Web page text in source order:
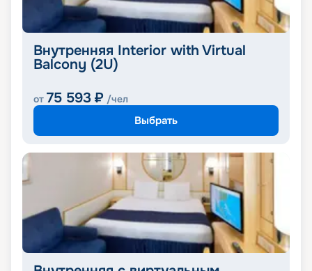
Внутренняя Interior with Virtual
Balcony (2U)
от 75 593 ₽ /чел
Выбрать